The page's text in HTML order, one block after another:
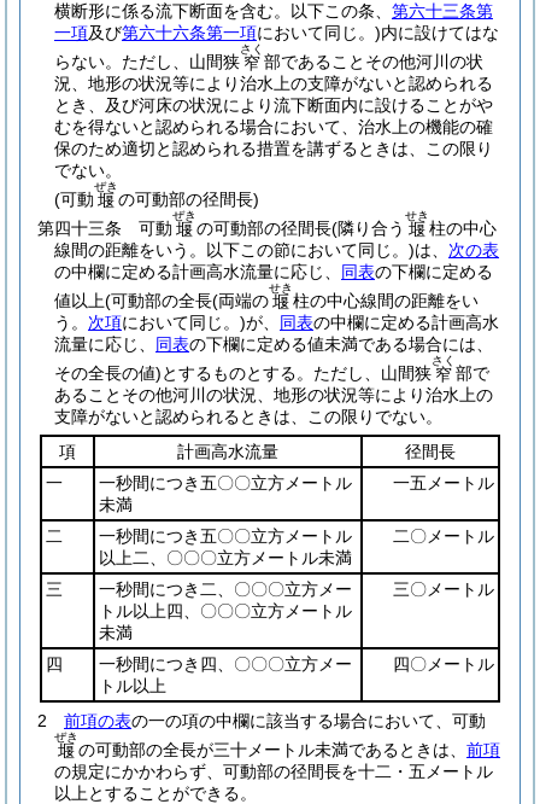
横断形に係る流下断面を含む。以下この条、 第六十三条第
一項及び第六十六条第一項において同じ。)内に設けてはな
らない。 ただし、山間狭 窄
さく
部であることその他河川の状
況、地形の状況等により治水上の支障がないと認められる
とき、及び河床の状況により流下断面内に設けることがや
むを得ないと認められる場合において、治水上の機能の確
保のため適切と認められる措置を講ずるときは、この限り
でない。
(可動 堰
ぜき
の可動部の径間長)
第四十三条
可動 堰
ぜき
の可動部の径間長(隣り合う 堰
せき
柱の中心
線間の距離をいう。以下この節において同じ。)は、 次の表
の中欄に定める計画高水流量に応じ、 同表の下欄に定める
値以上(可動部の全長(両端の堰
せき
柱の中心線間の距離をい
う。 次項において同じ。)が、 同表の中欄に定める計画高水
流量に応じ、 同表の下欄に定める値未満である場合には、
その全長の値)とするものとする。 ただし、山間狭 窄
さく
部で
あることその他河川の状況、地形の状況等により治水上の
支障がないと認められるときは、この限りでない。
項
計画高水流量
径間長
一
一秒間につき五〇〇立方メートル
未満
一五メートル
二
一秒間につき五〇〇立方メートル
以上二、〇〇〇立方メートル未満
二〇メートル
三
一秒間につき二、〇〇〇立方メー
トル以上四、〇〇〇立方メートル
未満
三〇メートル
四
一秒間につき四、〇〇〇立方メー
トル以上
四〇メートル
2 前項の表の一の項の中欄に該当する場合において、可動
堰
ぜき
の可動部の全長が三十メートル未満であるときは、 前項
の規定にかかわらず、可動部の径間長を十二・五メートル
以上とすることができる。